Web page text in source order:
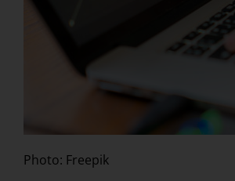
Photo: Freepik